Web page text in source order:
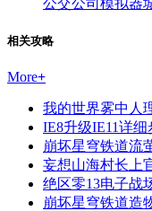
相关攻略
More+
我的世界雾中人
IE8升级IE11详
崩坏星穹铁道流
妄想山海村长上
绝区零13电子战
崩坏星穹铁道造